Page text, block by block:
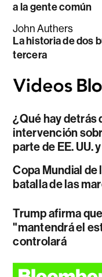
a la gente común
John Authers
La historia de dos
tercera
¿Qué hay detrás
intervención
parte de EE. UU.
Copa Mundial de
batalla de las
Trump afirma
"mantendrá el
controlará